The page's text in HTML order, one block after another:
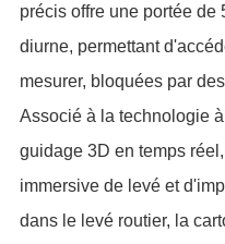
précis offre une portée
diurne, permettant
mesurer, bloquées par
Associé à la technologie
guidage 3D en temps
immersive de levé et
dans le levé routier, la